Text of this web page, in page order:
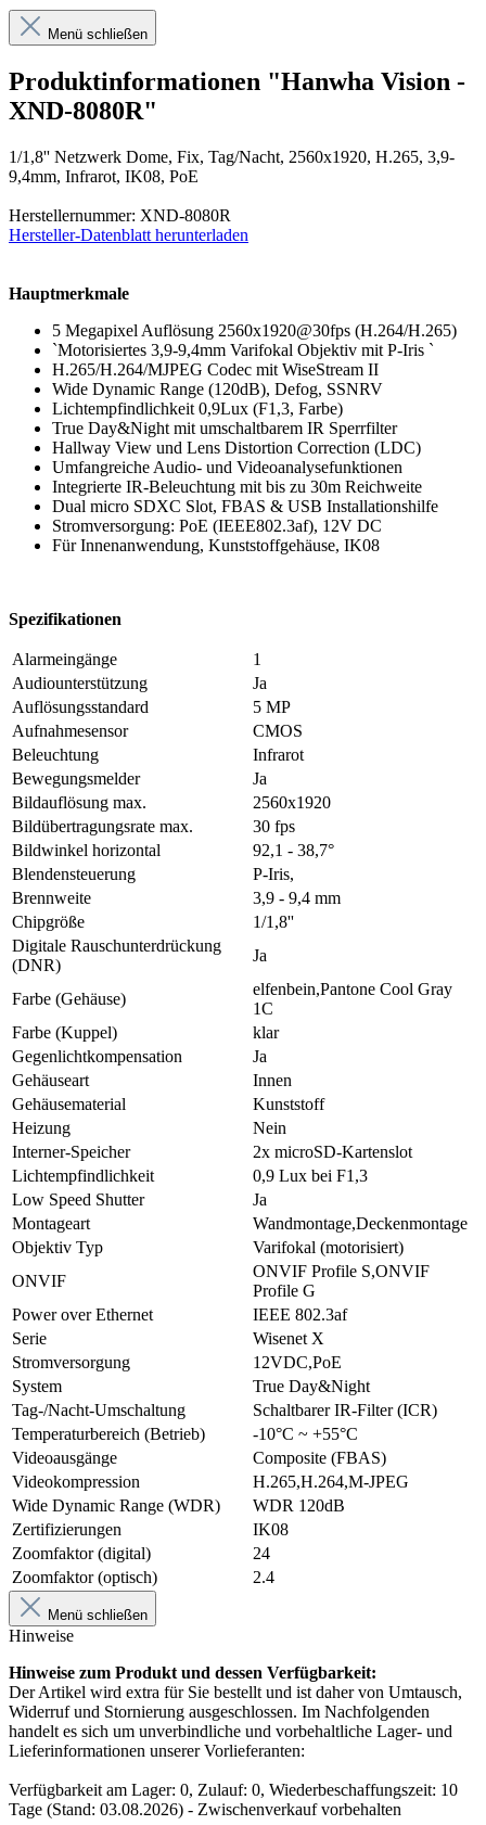
Menü schließen
Produktinformationen "Hanwha Vision -
XND-8080R"
1/1,8'' Netzwerk Dome, Fix, Tag/Nacht, 2560x1920, H.265, 3,9-
9,4mm, Infrarot, IK08, PoE
Herstellernummer: XND-8080R
Hersteller-Datenblatt herunterladen
Hauptmerkmale
5 Megapixel Auflösung 2560x1920@30fps (H.264/H.265)
`Motorisiertes 3,9-9,4mm Varifokal Objektiv mit P-Iris `
H.265/H.264/MJPEG Codec mit WiseStream II
Wide Dynamic Range (120dB), Defog, SSNRV
Lichtempfindlichkeit 0,9Lux (F1,3, Farbe)
True Day&Night mit umschaltbarem IR Sperrfilter
Hallway View und Lens Distortion Correction (LDC)
Umfangreiche Audio- und Videoanalysefunktionen
Integrierte IR-Beleuchtung mit bis zu 30m Reichweite
Dual micro SDXC Slot, FBAS & USB Installationshilfe
Stromversorgung: PoE (IEEE802.3af), 12V DC
Für Innenanwendung, Kunststoffgehäuse, IK08
Spezifikationen
Alarmeingänge
1
Audiounterstützung
Ja
Auflösungsstandard
5 MP
Aufnahmesensor
CMOS
Beleuchtung
Infrarot
Bewegungsmelder
Ja
Bildauflösung max.
2560x1920
Bildübertragungsrate max.
30 fps
Bildwinkel horizontal
92,1 - 38,7°
Blendensteuerung
P-Iris,
Brennweite
3,9 - 9,4 mm
Chipgröße
1/1,8''
Digitale Rauschunterdrückung
(DNR)
Ja
Farbe (Gehäuse)
elfenbein,Pantone Cool Gray
1C
Farbe (Kuppel)
klar
Gegenlichtkompensation
Ja
Gehäuseart
Innen
Gehäusematerial
Kunststoff
Heizung
Nein
Interner-Speicher
2x microSD-Kartenslot
Lichtempfindlichkeit
0,9 Lux bei F1,3
Low Speed Shutter
Ja
Montageart
Wandmontage,Deckenmontage
Objektiv Typ
Varifokal (motorisiert)
ONVIF
ONVIF Profile S,ONVIF
Profile G
Power over Ethernet
IEEE 802.3af
Serie
Wisenet X
Stromversorgung
12VDC,PoE
System
True Day&Night
Tag-/Nacht-Umschaltung
Schaltbarer IR-Filter (ICR)
Temperaturbereich (Betrieb)
-10°C ~ +55°C
Videoausgänge
Composite (FBAS)
Videokompression
H.265,H.264,M-JPEG
Wide Dynamic Range (WDR)
WDR 120dB
Zertifizierungen
IK08
Zoomfaktor (digital)
24
Zoomfaktor (optisch)
2.4
Menü schließen
Hinweise
Hinweise zum Produkt und dessen Verfügbarkeit:
Der Artikel wird extra für Sie bestellt und ist daher von Umtausch,
Widerruf und Stornierung ausgeschlossen. Im Nachfolgenden
handelt es sich um unverbindliche und vorbehaltliche Lager- und
Lieferinformationen unserer Vorlieferanten:
Verfügbarkeit am Lager: 0, Zulauf: 0, Wiederbeschaffungszeit: 10
Tage (Stand: 03.08.2026) - Zwischenverkauf vorbehalten